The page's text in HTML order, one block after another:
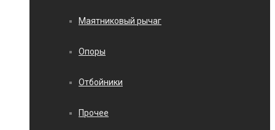
Маятниковый рычаг
Опоры
Отбойники
Прочее